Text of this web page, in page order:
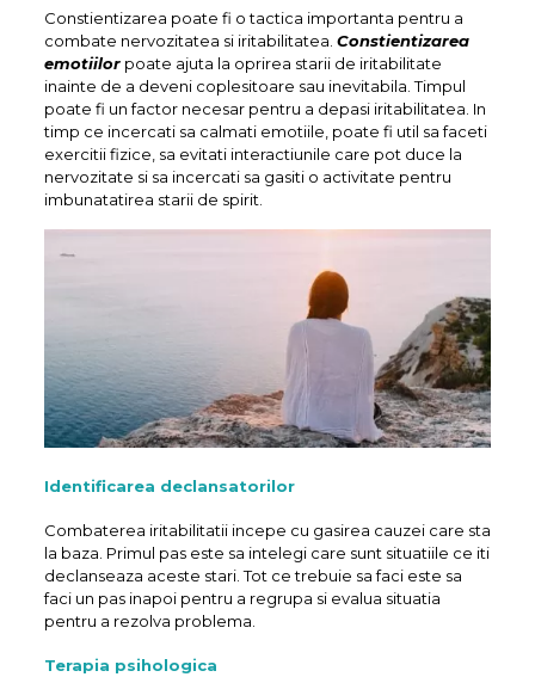
Constientizarea poate fi o tactica importanta pentru a
combate nervozitatea si iritabilitatea. Constientizarea
emotiilor poate ajuta la oprirea starii de iritabilitate
inainte de a deveni coplesitoare sau inevitabila. Timpul
poate fi un factor necesar pentru a depasi iritabilitatea. In
timp ce incercati sa calmati emotiile, poate fi util sa faceti
exercitii fizice, sa evitati interactiunile care pot duce la
nervozitate si sa incercati sa gasiti o activitate pentru
imbunatatirea starii de spirit.
Identificarea declansatorilor
Combaterea iritabilitatii incepe cu gasirea cauzei care sta
la baza. Primul pas este sa intelegi care sunt situatiile ce iti
declanseaza aceste stari. Tot ce trebuie sa faci este sa
faci un pas inapoi pentru a regrupa si evalua situatia
pentru a rezolva problema.
Terapia psihologica